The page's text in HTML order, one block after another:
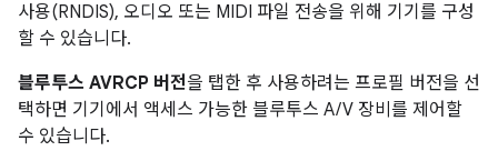
사용(RNDIS), 오디오 또는 MIDI 파일 전송을 위해 기기를 구성
할 수 있습니다.
블루투스 AVRCP 버전을 탭한 후 사용하려는 프로필 버전을 선
택하면 기기에서 액세스 가능한 블루투스 A/V 장비를 제어할
수 있습니다.